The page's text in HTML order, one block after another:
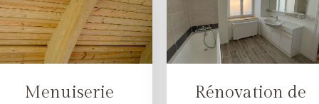
Menuiserie
Rénovation de